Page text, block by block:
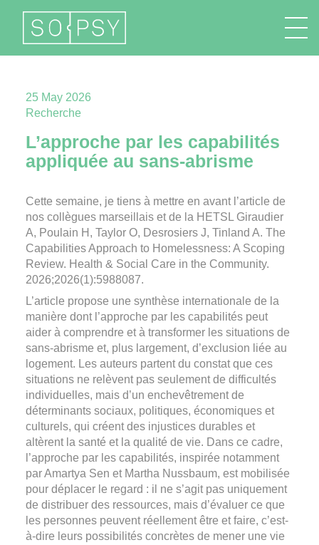
FR EN IT
25 May 2026
Recherche
L’approche par les capabilités
appliquée au sans-abrisme
Cette semaine, je tiens à mettre en avant l’article de
nos collègues marseillais et de la HETSL Giraudier
A, Poulain H, Taylor O, Desrosiers J, Tinland A. The
Capabilities Approach to Homelessness: A Scoping
Review. Health & Social Care in the Community.
2026;2026(1):5988087.
L’article propose une synthèse internationale de la
manière dont l’approche par les capabilités peut
aider à comprendre et à transformer les situations de
sans-abrisme et, plus largement, d’exclusion liée au
logement. Les auteurs partent du constat que ces
situations ne relèvent pas seulement de difficultés
individuelles, mais d’un enchevêtrement de
déterminants sociaux, politiques, économiques et
culturels, qui créent des injustices durables et
altèrent la santé et la qualité de vie. Dans ce cadre,
l’approche par les capabilités, inspirée notamment
par Amartya Sen et Martha Nussbaum, est mobilisée
pour déplacer le regard : il ne s’agit pas uniquement
de distribuer des ressources, mais d’évaluer ce que
les personnes peuvent réellement être et faire, c’est-
à-dire leurs possibilités concrètes de mener une vie